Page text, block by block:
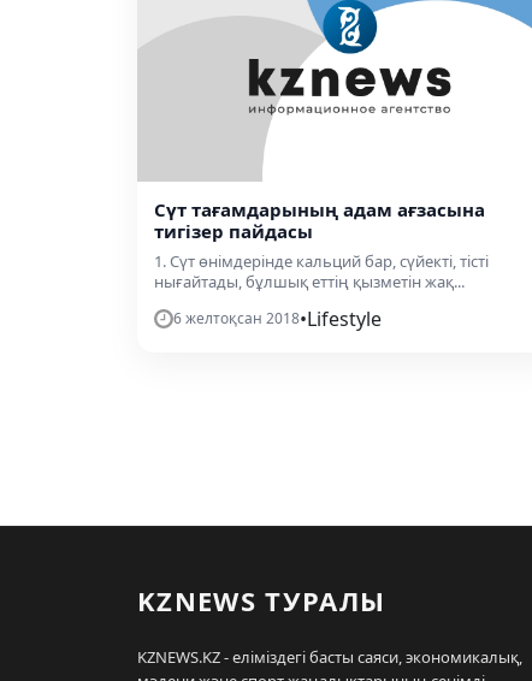
Сүт тағамдарының адам ағзасына
тигізер пайдасы
1. Сүт өнімдерінде кальций бар, сүйекті, тісті
нығайтады, бұлшық еттің қызметін жақ...
6 желтоқсан 2018•Lifestyle
KZNEWS ТУРАЛЫ
KZNEWS.KZ - еліміздегі басты саяси, экономикалық,